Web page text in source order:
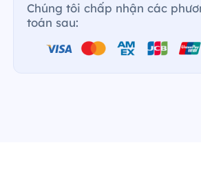
Chúng tôi chấp nhận các
toán sau: